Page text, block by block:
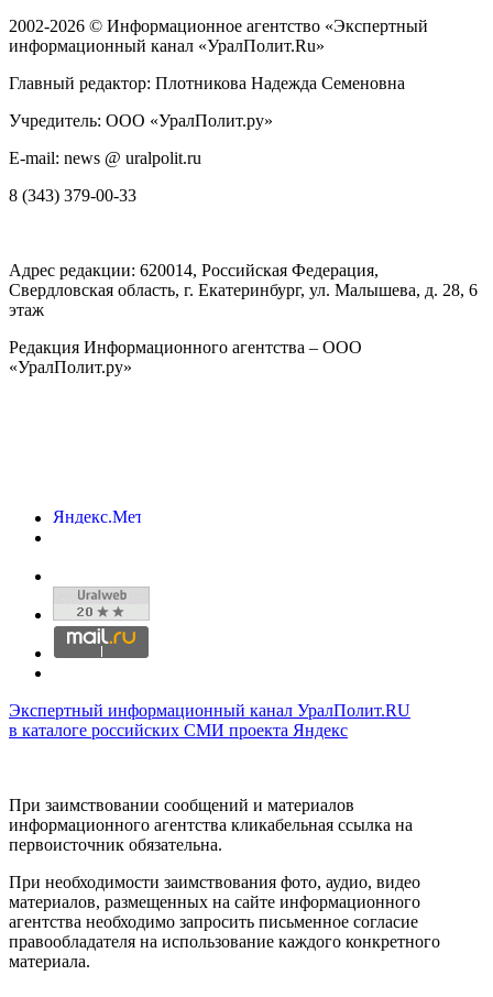
2002-2026 © Информационное агентство «Экспертный
информационный канал «УралПолит.Ru»
Главный редактор: Плотникова Надежда Семеновна
Учредитель: ООО «УралПолит.ру»
E-mail: news @ uralpolit.ru
8 (343) 379-00-33
Адрес редакции: 620014, Российская Федерация,
Свердловская область, г. Екатеринбург, ул. Малышева, д. 28, 6
этаж
Редакция Информационного агентства – ООО
«УралПолит.ру»
Экспертный информационный канал УралПолит.RU
в каталоге российских СМИ проекта Яндекс
При заимствовании сообщений и материалов
информационного агентства кликабельная ссылка на
первоисточник обязательна.
При необходимости заимствования фото, аудио, видео
материалов, размещенных на сайте информационного
агентства необходимо запросить письменное согласие
правообладателя на использование каждого конкретного
материала.